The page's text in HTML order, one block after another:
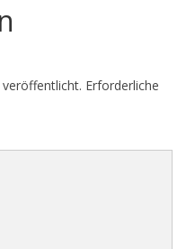
Erforderliche